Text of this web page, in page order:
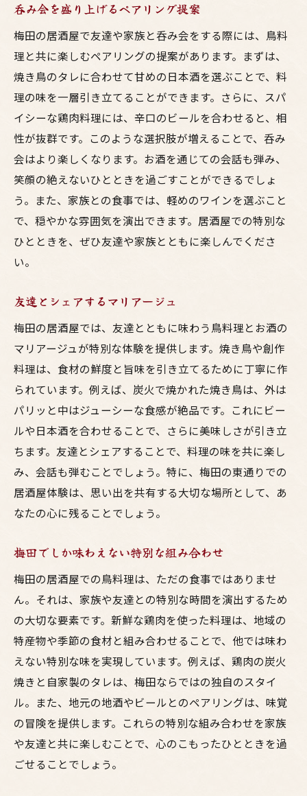
呑み会を盛り上げるペアリング提案
梅田の居酒屋で友達や家族と呑み会をする際には、鳥料
理と共に楽しむペアリングの提案があります。まずは、
焼き鳥のタレに合わせて甘めの日本酒を選ぶことで、料
理の味を一層引き立てることができます。さらに、スパ
イシーな鶏肉料理には、辛口のビールを合わせると、相
性が抜群です。このような選択肢が増えることで、呑み
会はより楽しくなります。お酒を通じての会話も弾み、
笑顔の絶えないひとときを過ごすことができるでしょ
う。また、家族との食事では、軽めのワインを選ぶこと
で、穏やかな雰囲気を演出できます。居酒屋での特別な
ひとときを、ぜひ友達や家族とともに楽しんでくださ
い。
友達とシェアするマリアージュ
梅田の居酒屋では、友達とともに味わう鳥料理とお酒の
マリアージュが特別な体験を提供します。焼き鳥や創作
料理は、食材の鮮度と旨味を引き立てるために丁寧に作
られています。例えば、炭火で焼かれた焼き鳥は、外は
パリッと中はジューシーな食感が絶品です。これにビー
ルや日本酒を合わせることで、さらに美味しさが引き立
ちます。友達とシェアすることで、料理の味を共に楽し
み、会話も弾むことでしょう。特に、梅田の東通りでの
居酒屋体験は、思い出を共有する大切な場所として、あ
なたの心に残ることでしょう。
梅田でしか味わえない特別な組み合わせ
梅田の居酒屋での鳥料理は、ただの食事ではありませ
ん。それは、家族や友達との特別な時間を演出するため
の大切な要素です。新鮮な鶏肉を使った料理は、地域の
特産物や季節の食材と組み合わせることで、他では味わ
えない特別な味を実現しています。例えば、鶏肉の炭火
焼きと自家製のタレは、梅田ならではの独自のスタイ
ル。また、地元の地酒やビールとのペアリングは、味覚
の冒険を提供します。これらの特別な組み合わせを家族
や友達と共に楽しむことで、心のこもったひとときを過
ごせることでしょう。